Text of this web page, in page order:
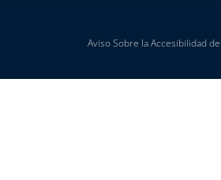
Aviso Sobre la Accesibilidad